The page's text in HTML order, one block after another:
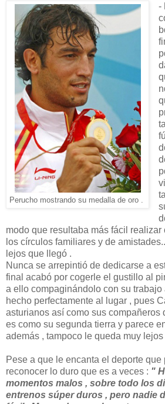
Perucho mostrando su medalla de oro .
-
modo que resultaba más fácil
los círculos familiares y de
lejos que llegó .
Nunca se arrepintió de dedicarse a
final acabó por cogerle el gustillo al
a ello compaginándolo con su trabajo
hecho perfectamente al lugar , pues
asturianos así como sus compañeros
es como su segunda tierra y parece
además , tampoco le queda muy
Pese a que le encanta el deporte
reconocer lo duro que es a veces : "
momentos malos , sobre todo los
entrenos súper duros , pero nadie